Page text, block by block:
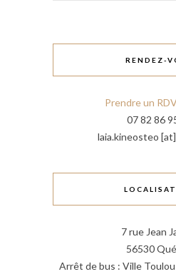
RENDEZ-
Prendre un
07 82 86
laia.kineosteo
7 rue Jean
56530
Arrêt de bus : Ville